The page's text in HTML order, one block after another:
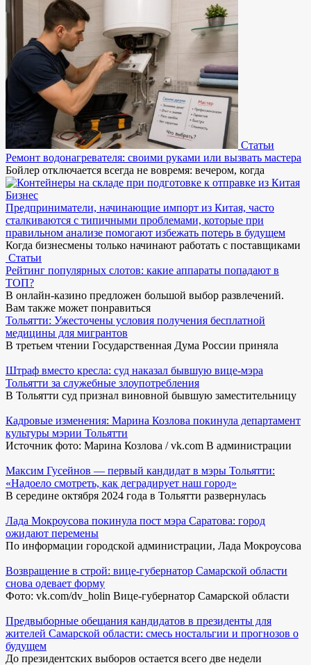
Статьи
Ремонт водонагревателя: своими руками или вызвать мастера
Бойлер отключается всегда не вовремя: вечером, когда
Бизнес
Предприниматели, начинающие импорт из Китая, часто
сталкиваются с типичными проблемами, которые при
правильном анализе помогают избежать потерь в будущем
Когда бизнесмены только начинают работать с поставщиками
Статьи
Рейтинг популярных слотов: какие аппараты попадают в
ТОП?
В онлайн-казино предложен большой выбор развлечений.
Вам также может понравиться
Тольятти: Ужесточены условия получения бесплатной
медицины для мигрантов
В третьем чтении Государственная Дума России приняла
Штраф вместо кресла: суд наказал бывшую вице-мэра
Тольятти за служебные злоупотребления
В Тольятти суд признал виновной бывшую заместительницу
Кадровые изменения: Марина Козлова покинула департамент
культуры мэрии Тольятти
Источник фото: Марина Козлова / vk.com В администрации
Максим Гусейнов — первый кандидат в мэры Тольятти:
«Надоело смотреть, как деградирует наш город»
В середине октября 2024 года в Тольятти развернулась
Лада Мокроусова покинула пост мэра Саратова: город
ожидают перемены
По информации городской администрации, Лада Мокроусова
Возвращение в строй: вице-губернатор Самарской области
снова одевает форму
Фото: vk.com/dv_holin Вице-губернатор Самарской области
Предвыборные обещания кандидатов в президенты для
жителей Самарской области: смесь ностальгии и прогнозов о
будущем
До президентских выборов остается всего две недели